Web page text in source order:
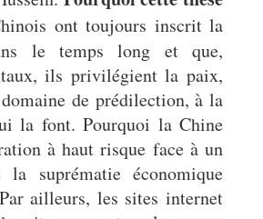
ont toujours inscrit la
le temps long et que,
ils privilégient la paix,
de prédilection, à la
la font. Pourquoi la Chine
à haut risque face à un
suprématie économique
ailleurs, les sites internet